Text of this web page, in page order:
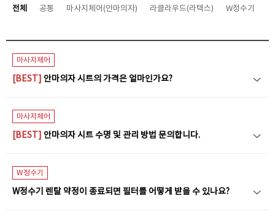
전체 공통 마사지체어(안마의자) 라클라우드(라텍스) W정수기
마사지체어
[BEST] 안마의자 시트의 가격은 얼마인가요?
마사지체어
[BEST] 안마의자 시트 수명 및 관리 방법 문의합니다.
W정수기
W정수기 렌탈 약정이 종료되면 필터를 어떻게 받을 수 있나요?